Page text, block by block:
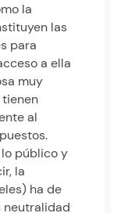
la
las
para
a ella
muy
al
público y
la
ha de
neutralidad